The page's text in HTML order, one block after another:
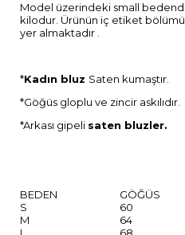
Model üzerindeki small
kilodur. Ürünün iç etiket
yer almaktadır .
*Kadın bluz Saten kumaştır.
*Göğüs gloplu ve zincir askılıdır.
*Arkası gipeli saten bluzler.
BEDEN GÖĞÜS
S
60
M
64